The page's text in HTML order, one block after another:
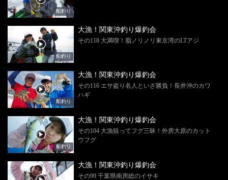
船釣り
船釣り
大漁！関東沖釣り爆釣会
その118 大満喫！脂ノリノリ東京湾のLTアジ
船釣り
大漁！関東沖釣り爆釣会
その116 エサ盗り名人といざ勝負！長井沖のカワ
ハギ
船釣り
大漁！関東沖釣り爆釣会
その104 大漁狙ってフグ三昧！外房大原のカット
ウフグ
大漁！関東沖釣り爆釣会
その99 千葉県南房総のイサキ